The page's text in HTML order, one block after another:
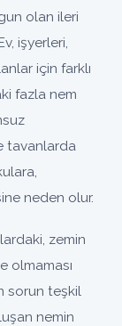
olan ileri
işyerleri,
için farklı
fazla nem
tavanlarda
neden olur.
zemin
olmaması
sorun teşkil
nemin